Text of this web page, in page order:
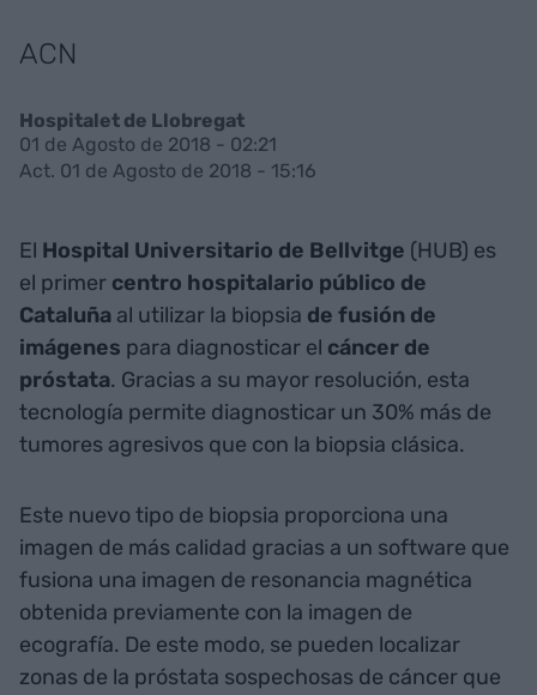
ACN
Hospitalet de Llobregat
01 de Agosto de 2018 - 02:21
Act. 01 de Agosto de 2018 - 15:16
El Hospital Universitario de Bellvitge (HUB) es
el primer centro hospitalario público de
Cataluña al utilizar la biopsia de fusión de
imágenes para diagnosticar el cáncer de
próstata. Gracias a su mayor resolución, esta
tecnología permite diagnosticar un 30% más de
tumores agresivos que con la biopsia clásica.
Este nuevo tipo de biopsia proporciona una
imagen de más calidad gracias a un software que
fusiona una imagen de resonancia magnética
obtenida previamente con la imagen de
ecografía. De este modo, se pueden localizar
zonas de la próstata sospechosas de cáncer que